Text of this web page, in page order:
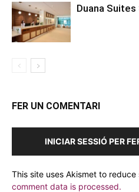
Duana
FER UN COMENTARI
INICIAR SESSIÓ PER
This site uses Akismet to reduce
comment data is processed.